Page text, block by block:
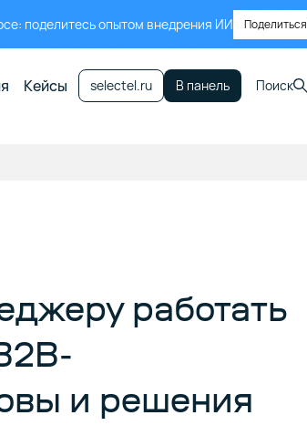
поделитесь опытом внедрения ИИ Поделиться
Кейсы selectel.ru В панель Поиск
работать
и решения